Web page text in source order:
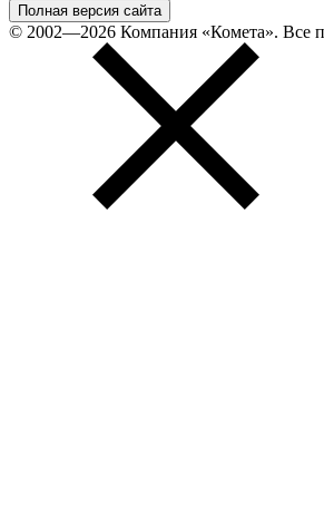
Полная версия сайта
© 2002—2026 Компания «Комета». Все